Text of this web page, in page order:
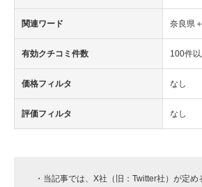
関連ワード 奈良県
有効クチコミ件数 100件
価格フィルタ なし
評価フィルタ なし
・当記事では、X社（旧：Twitter社）が定め